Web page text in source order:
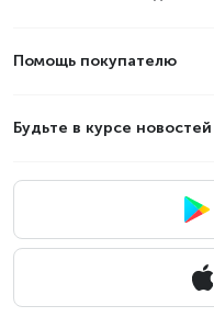
Помощь покупателю
Будьте в курсе новостей